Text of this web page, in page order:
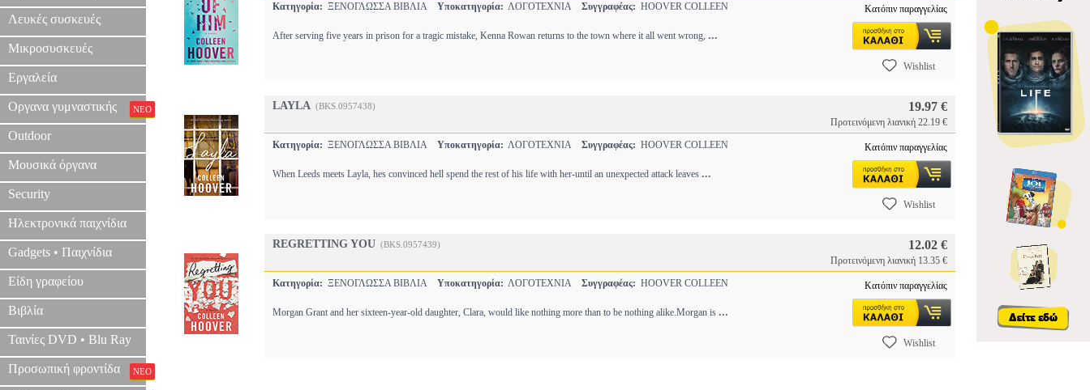
Λευκές συσκευές
Μικροσυσκευές
Εργαλεία
Οργανα γυμναστικής ΝΕΟ
Outdoor
Μουσικά όργανα
Security
Ηλεκτρονικά παιχνίδια
Gadgets • Παιχνίδια
Είδη γραφείου
Βιβλία
Ταινίες DVD • Blu Ray
Προσωπική φροντίδα ΝΕΟ
Κατηγορία: ΞΕΝΟΓΛΩΣΣΑ ΒΙΒΛΙΑ Υποκατηγορία: ΛΟΓΟΤΕΧΝΙΑ Συγγραφέας: HOOVER COLLEEN
After serving five years in prison for a tragic mistake, Kenna Rowan returns to the town where it all went wrong, ...
Κατόπιν παραγγελίας
Wishlist
LAYLA (BKS.0957438) 19.97 €
Προτεινόμενη λιανική 22.19 €
Κατηγορία: ΞΕΝΟΓΛΩΣΣΑ ΒΙΒΛΙΑ Υποκατηγορία: ΛΟΓΟΤΕΧΝΙΑ Συγγραφέας: HOOVER COLLEEN
When Leeds meets Layla, hes convinced hell spend the rest of his life with her-until an unexpected attack leaves ...
Κατόπιν παραγγελίας
Wishlist
REGRETTING YOU (BKS.0957439) 12.02 €
Προτεινόμενη λιανική 13.35 €
Κατηγορία: ΞΕΝΟΓΛΩΣΣΑ ΒΙΒΛΙΑ Υποκατηγορία: ΛΟΓΟΤΕΧΝΙΑ Συγγραφέας: HOOVER COLLEEN
Morgan Grant and her sixteen-year-old daughter, Clara, would like nothing more than to be nothing alike.Morgan is ...
Κατόπιν παραγγελίας
Wishlist